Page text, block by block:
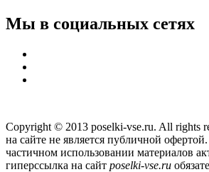
Мы в социальных сетях
Copyright © 2013 poselki-vse.ru. All rights
на сайте не является публичной
частичном использовании материалов
гиперссылка на сайт poselki-vse.ru​